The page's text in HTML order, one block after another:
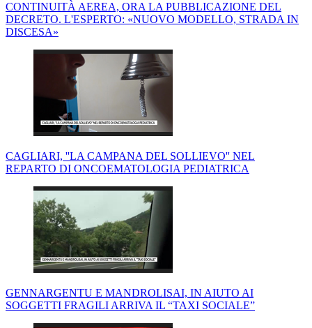
CONTINUITÀ AEREA, ORA LA PUBBLICAZIONE DEL
DECRETO. L'ESPERTO: «NUOVO MODELLO, STRADA IN
DISCESA»
CAGLIARI, ''LA CAMPANA DEL SOLLIEVO'' NEL
REPARTO DI ONCOEMATOLOGIA PEDIATRICA
GENNARGENTU E MANDROLISAI, IN AIUTO AI
SOGGETTI FRAGILI ARRIVA IL “TAXI SOCIALE”